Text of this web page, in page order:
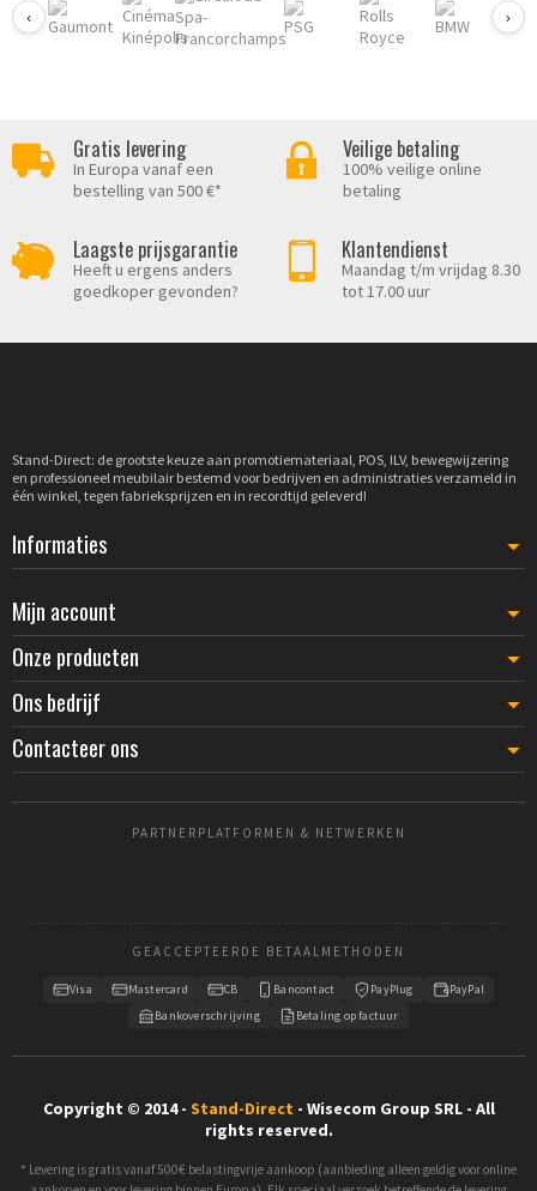
‹ ›
Gratis levering
In Europa vanaf een
bestelling van 500 €*
Veilige betaling
100% veilige online
betaling
Laagste prijsgarantie
Heeft u ergens anders
goedkoper gevonden?
Klantendienst
Maandag t/m vrijdag 8.30
tot 17.00 uur
Stand-Direct: de grootste keuze aan promotiemateriaal, POS, ILV, bewegwijzering
en professioneel meubilair bestemd voor bedrijven en administraties verzameld in
één winkel, tegen fabrieksprijzen en in recordtijd geleverd!
Informaties
Mijn account
Onze producten
Ons bedrijf
Contacteer ons
PARTNERPLATFORMEN & NETWERKEN
GEACCEPTEERDE BETAALMETHODEN
Visa Mastercard CB Bancontact PayPlug
PayPal
Bankoverschrijving
Betaling op factuur
Copyright © 2014 - Stand-Direct - Wisecom Group SRL - All
rights reserved.
* Levering is gratis vanaf 500€ belastingvrije aankoop (aanbieding alleen geldig voor online